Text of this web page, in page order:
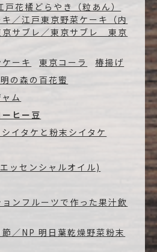
花橘どらやき（粒あん）
／江戸東京野菜ケーキ（内
京サブレ／東京サブレ 東京
ーキ
東京コーラ
椿揚げ
の森の百花蜜
ム
ヒー豆
イタケと粉末シイタケ
ッセンシャルオイル)
ンフルーツで作った果汁飲
／NP 明日葉乾燥野菜粉末